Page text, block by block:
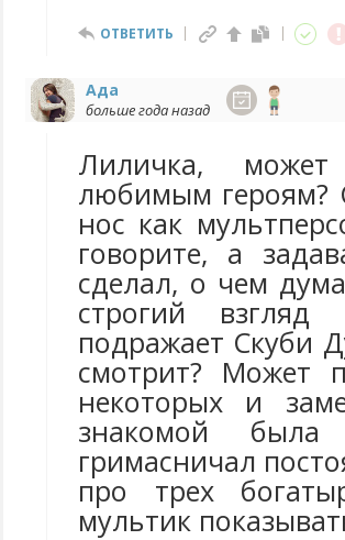
ОТВЕТИТЬ
Ада
больше года назад
Лиличка,
любимым героям?
нос как
говорите, а
сделал, о чем
строгий
подражает Скуби
смотрит? Может
некоторых и
знакомой
гримасничал
про трех
мультик